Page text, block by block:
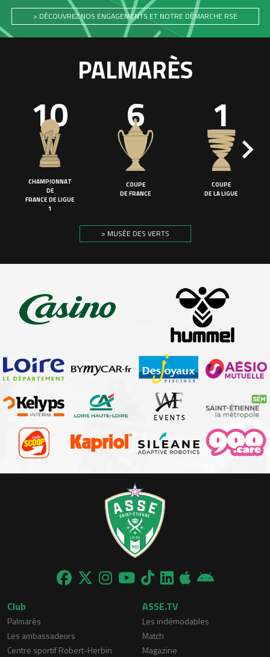
> DÉCOUVREZ NOS ENGAGEMENTS ET NOTRE DÉMARCHE RSE
PALMARÈS
10
CHAMPIONNAT
DE
FRANCE DE LIGUE
1
6
COUPE
DE FRANCE
1
COUPE
DE LA LIGUE
> MUSÉE DES VERTS
Club
Palmarès
Les ambassadeurs
Centre sportif Robert-Herbin
ASSE.TV
Les indémodables
Match
Magazine